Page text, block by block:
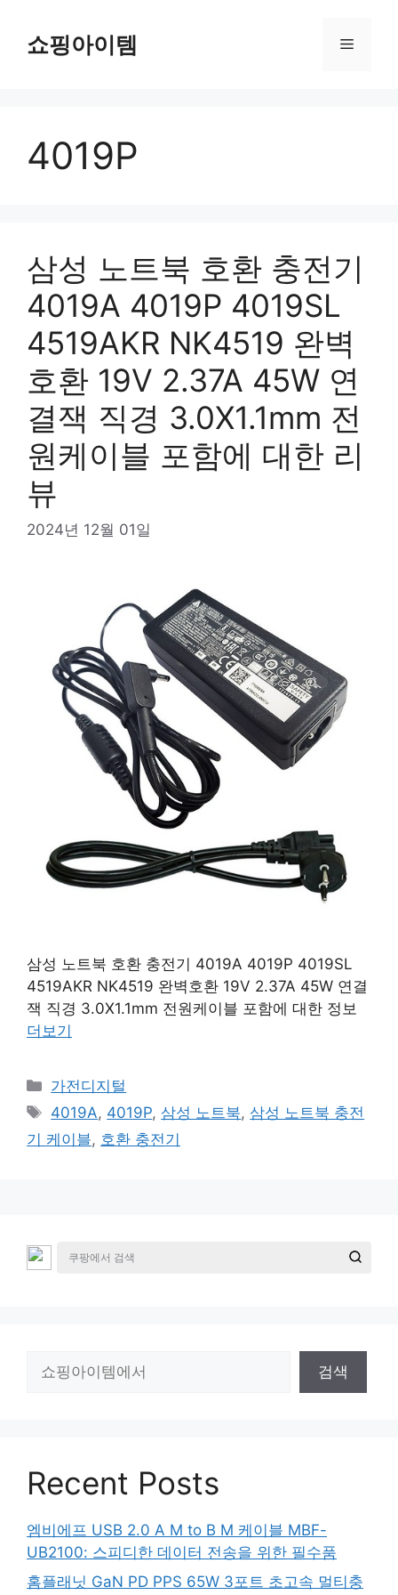
쇼핑아이템 메
4019P
삼성 노트북 호환 충전기
4019A 4019P 4019SL
4519AKR NK4519 완벽
호환 19V 2.37A 45W 연
결잭 직경 3.0X1.1mm 전
원케이블 포함에 대한 리
뷰
2024년 12월 01일
삼성 노트북 호환 충전기 4019A 4019P 4019SL
4519AKR NK4519 완벽호환 19V 2.37A 45W 연결
잭 직경 3.0X1.1mm 전원케이블 포함에 대한 정보
더보기
카
테
리
가전디지털
태
그
4019A, 4019P, 삼성 노트북, 삼성 노트북 충전
기 케이블, 호환 충전기
검색
Recent Posts
엠비에프 USB 2.0 A M to B M 케이블 MBF-
UB2100: 스피디한 데이터 전송을 위한 필수품
홈플래닛 GaN PD PPS 65W 3포트 초고속 멀티충